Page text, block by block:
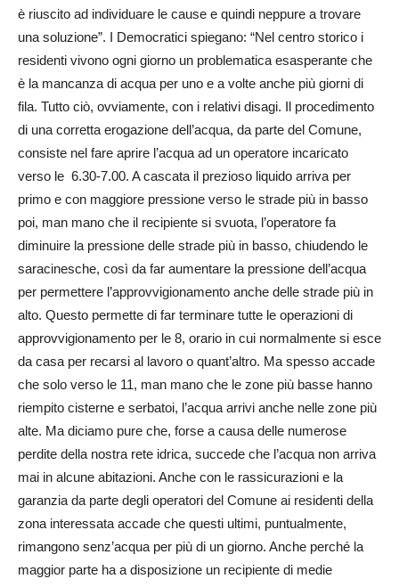
è riuscito ad individuare le cause e quindi neppure a trovare
una soluzione”. I Democratici spiegano: “Nel centro storico i
residenti vivono ogni giorno un problematica esasperante che
è la mancanza di acqua per uno e a volte anche più giorni di
fila. Tutto ciò, ovviamente, con i relativi disagi. Il procedimento
di una corretta erogazione dell’acqua, da parte del Comune,
consiste nel fare aprire l’acqua ad un operatore incaricato
verso le 6.30-7.00. A cascata il prezioso liquido arriva per
primo e con maggiore pressione verso le strade più in basso
poi, man mano che il recipiente si svuota, l’operatore fa
diminuire la pressione delle strade più in basso, chiudendo le
saracinesche, così da far aumentare la pressione dell’acqua
per permettere l’approvvigionamento anche delle strade più in
alto. Questo permette di far terminare tutte le operazioni di
approvvigionamento per le 8, orario in cui normalmente si esce
da casa per recarsi al lavoro o quant’altro. Ma spesso accade
che solo verso le 11, man mano che le zone più basse hanno
riempito cisterne e serbatoi, l’acqua arrivi anche nelle zone più
alte. Ma diciamo pure che, forse a causa delle numerose
perdite della nostra rete idrica, succede che l’acqua non arriva
mai in alcune abitazioni. Anche con le rassicurazioni e la
garanzia da parte degli operatori del Comune ai residenti della
zona interessata accade che questi ultimi, puntualmente,
rimangono senz’acqua per più di un giorno. Anche perché la
maggior parte ha a disposizione un recipiente di medie